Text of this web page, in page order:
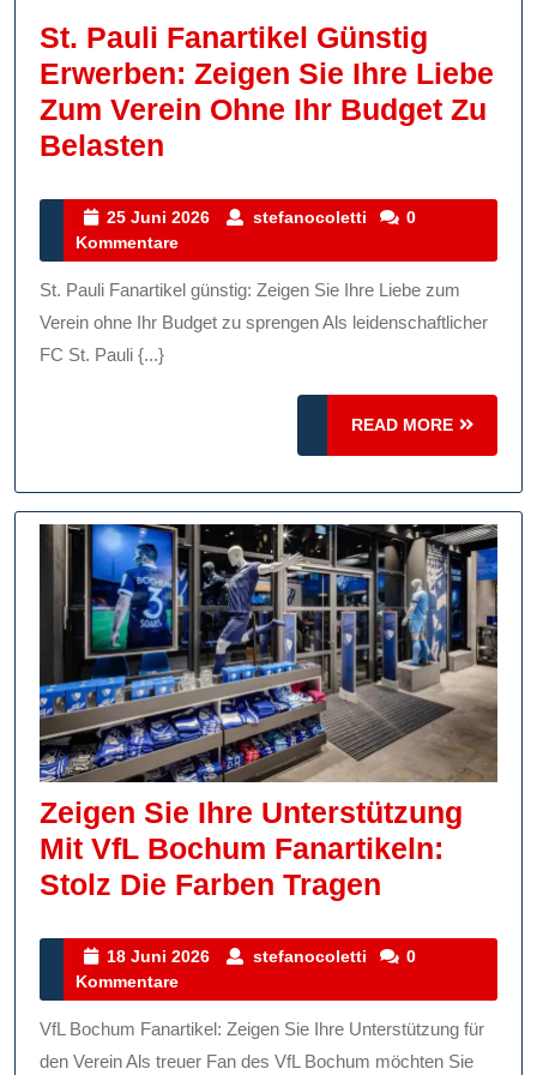
St. Pauli Fanartikel Günstig
Erwerben: Zeigen Sie Ihre Liebe
Zum Verein Ohne Ihr Budget Zu
Belasten
Fanartikel
Günstig
Erwerben:
Zeigen
Sie
Verein
Ohne
Ihr
Budget
Zu
Belasten
25 Juni 2026
25
2026
stefanocoletti stefanocoletti
0
Kommentare
St. Pauli Fanartikel günstig: Zeigen Sie Ihre Liebe zum
Verein ohne Ihr Budget zu sprengen Als leidenschaftlicher
FC St. Pauli {...}
READ MORE
READ
MORE
Zeigen Sie Ihre Unterstützung
Mit VfL Bochum Fanartikeln:
Stolz Die Farben Tragen
Ihre
Mit
VfL
18 Juni 2026
18
2026
stefanocoletti stefanocoletti
0
Kommentare
VfL Bochum Fanartikel: Zeigen Sie Ihre Unterstützung für
den Verein Als treuer Fan des VfL Bochum möchten Sie